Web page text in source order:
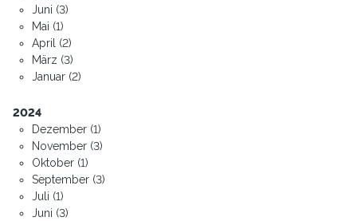
Juni (3)
Mai (1)
April (2)
März (3)
Januar (2)
2024
Dezember (1)
November (3)
Oktober (1)
September (3)
Juli (1)
Juni (3)